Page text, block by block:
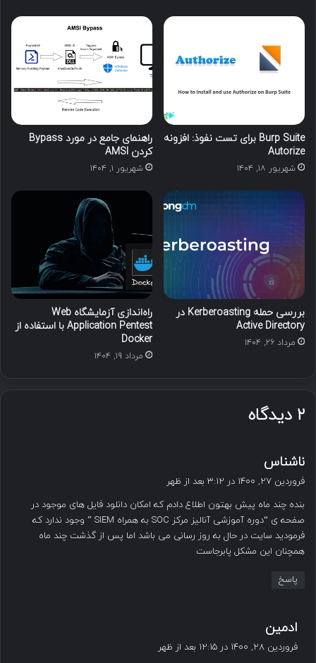
Burp Suite برای تست نفوذ: افزونه
Autorize
شهریور ۱۸, ۱۴۰۴
راهنمای جامع در مورد Bypass
کردن AMSI
شهریور ۱, ۱۴۰۴
بررسی حمله Kerberoasting در
Active Directory
مرداد ۲۶, ۱۴۰۴
راه‌اندازی آزمایشگاه Web
Application Pentest با استفاده از
Docker
مرداد ۱۹, ۱۴۰۴
۲ دیدگاه
ناشناس
ف
:
فروردین ۲۷, ۱۴۰۰ در ۳:۱۲ بعد از ظهر
بنده چند ماه پیش بهتون اطلاع دادم که امکان دانلود فایل های موجود در
صفحه ی “دوره آموزشی آنالیز مرکز SOC به همراه SIEM ” وجود ندارد که
فرمودید سایت در حال به روز رسانی می باشد اما پس از گذشت چند ماه
همچنان این مشکل پابرجاست
پاسخ
ادمین
ف فروردین ۲۸, ۱۴۰۰ در ۱۲:۱۵ بعد از ظهر